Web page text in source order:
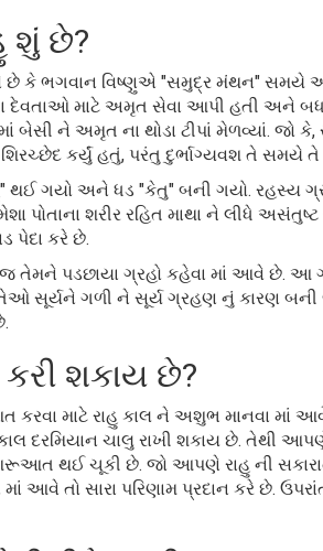
શું છે?
કે ભગવાન વિષ્ણુએ "સમુદ્ર મંથન" સમયે
દેવતાઓ માટે અમૃત સેવા આપી હતી અને
બેસી ને અમૃત ના થોડા ટીપાં મેળવ્યાં.
કર્યું હતું, પરંતુ દુર્ભાગ્યવશ તે સમયે
થઈ ગયો અને ધડ "કેતુ" બની ગયો. રહસ્ય
શરીર રહિત માથા ને લીધે
પેદા કરે છે.
તેમને પડછાયા ગ્રહો કહેવા માં આવે છે. આ
સૂર્યને ગળી ને સૂર્ય ગ્રહણ નું કારણ બની
કરી શકાય છે?
કરવા માટે રાહુ કાલ ને અશુભ માનવા માં
કાલ દરમિયાન ચાલુ રાખી શકાય છે. તેથી
થઈ ચૂકી છે. જો આપણે રાહુ ની
આવે તો સારા પરિણામ પ્રદાન કરે છે.